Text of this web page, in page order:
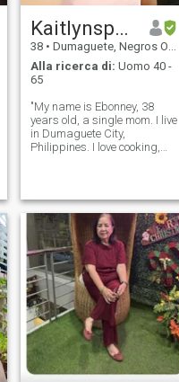
Kaitlynspark
38 • Dumaguete, Negros Oriental, Filippine
Alla ricerca di: Uomo 40 -
65
"My name is Ebonney, 38
years old, a single mom. I live
in Dumaguete City,
Philippines. I love cooking,
time, I like to walk, jog, or
work out at home without any
equipm